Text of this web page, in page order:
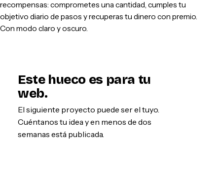
recompensas: comprometes una cantidad, cumples tu
objetivo diario de pasos y recuperas tu dinero con premio.
Con modo claro y oscuro.
Este hueco es para tu
web.
El siguiente proyecto puede ser el tuyo.
Cuéntanos tu idea y en menos de dos
semanas está publicada.